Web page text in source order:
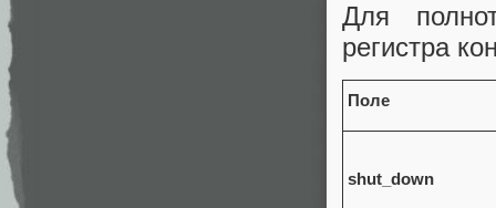
Для
регистра
Поле
shut_down